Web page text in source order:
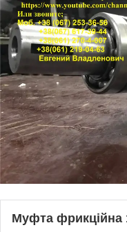
Муфта фрикційна